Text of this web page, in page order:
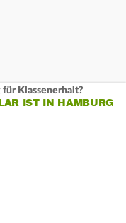
für Klassenerhalt?
IST IN HAMBURG